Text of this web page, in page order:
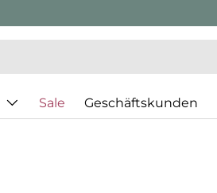
Sale Geschäftskunden